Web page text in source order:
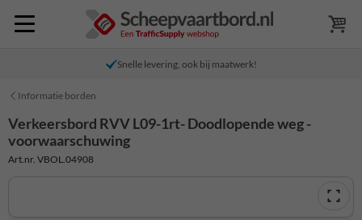
Snelle levering, ook bij maatwerk!
Informatie borden
Verkeersbord RVV L09-1rt- Doodlopende weg -
voorwaarschuwing
Art.nr. VBOL.04908